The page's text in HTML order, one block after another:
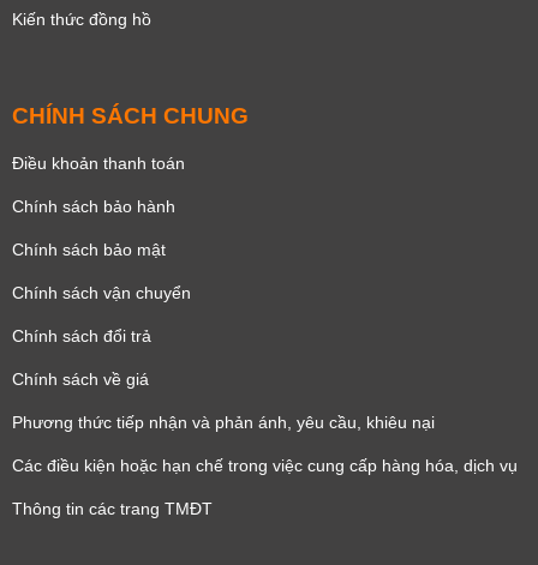
Kiến thức đồng hồ
CHÍNH SÁCH CHUNG
Điều khoản thanh toán
Chính sách bảo hành
Chính sách bảo mật
Chính sách vận chuyển
Chính sách đổi trả
Chính sách về giá
Phương thức tiếp nhận và phản ánh, yêu cầu, khiêu nại
Các điều kiện hoặc hạn chế trong việc cung cấp hàng hóa, dịch vụ
Thông tin các trang TMĐT